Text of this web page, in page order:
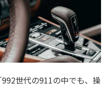
世代の911の中でも、操